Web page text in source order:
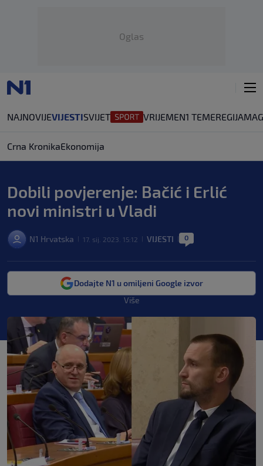
Oglas
NAJNOVIJEVIJESTISVIJET VRIJEMEN1 TEMEREGIJA
Crna KronikaEkonomija
Dobili povjerenje: Bačić i Erlić
novi ministri u Vladi
N1 Hrvatska 17. sij. 2023. 15:12 VIJESTI 0
Dodajte N1 u omiljeni Google izvor
Više